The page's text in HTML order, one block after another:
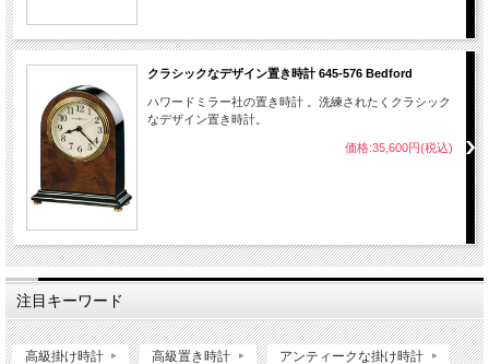
クラシックなデザイン置き時計 645-576 Bedford
ハワードミラー社の置き時計 。洗練されたくクラシック
なデザイン置き時計。
価格:35,600円(税込)
注目キーワード
高級掛け時計 高級置き時計 アンティークな掛け時計